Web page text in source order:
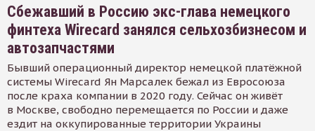
Сбежавший в Россию экс-глава немецкого
финтеха Wirecard занялся сельхозбизнесом и
автозапчастями
Бывший операционный директор немецкой платёжной
системы Wirecard Ян Марсалек бежал из Евросоюза
после краха компании в 2020 году. Сейчас он живёт
в Москве, свободно перемещается по России и даже
ездит на оккупированные территории Украины